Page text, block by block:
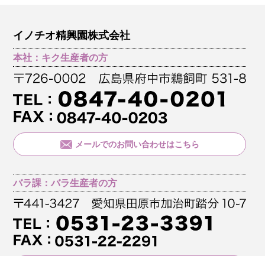
イノチオ精興園株式会社
本社：キク生産者の方
メールでのお問い合わせはこちら
バラ課：バラ生産者の方